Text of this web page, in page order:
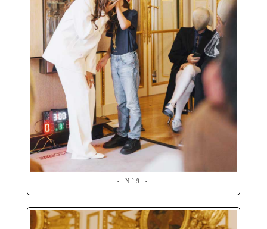
- N°9 -